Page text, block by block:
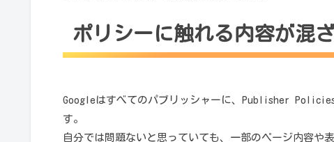
ポリシーに触れる内容が混
Googleはすべてのパブリッシャーに、Publisher
す。
自分では問題ないと思っていても、一部のページ内容や